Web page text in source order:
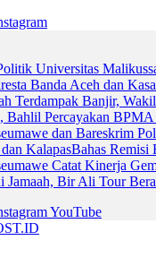
Universitas
Banda Aceh dan
Terdampak Banjir,
Bahlil Percayakan
dan Bareskrim
KalapasBahas Remisi
Catat Kinerja
Jamaah, Bir Ali Tour
YouTube